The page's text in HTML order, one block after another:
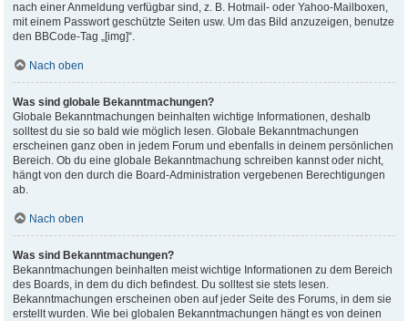
nach einer Anmeldung verfügbar sind, z. B. Hotmail- oder Yahoo-Mailboxen,
mit einem Passwort geschützte Seiten usw. Um das Bild anzuzeigen, benutze
den BBCode-Tag „[img]“.
Nach oben
Was sind globale Bekanntmachungen?
Globale Bekanntmachungen beinhalten wichtige Informationen, deshalb
solltest du sie so bald wie möglich lesen. Globale Bekanntmachungen
erscheinen ganz oben in jedem Forum und ebenfalls in deinem persönlichen
Bereich. Ob du eine globale Bekanntmachung schreiben kannst oder nicht,
hängt von den durch die Board-Administration vergebenen Berechtigungen
ab.
Nach oben
Was sind Bekanntmachungen?
Bekanntmachungen beinhalten meist wichtige Informationen zu dem Bereich
des Boards, in dem du dich befindest. Du solltest sie stets lesen.
Bekanntmachungen erscheinen oben auf jeder Seite des Forums, in dem sie
erstellt wurden. Wie bei globalen Bekanntmachungen hängt es von deinen